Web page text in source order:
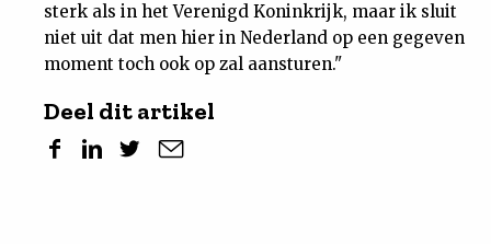
sterk als in het Verenigd Koninkrijk, maar ik sluit
niet uit dat men hier in Nederland op een gegeven
moment toch ook op zal aansturen."
Deel dit artikel